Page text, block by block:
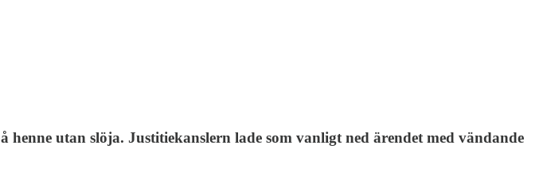
utan slöja. Justitiekanslern lade som vanligt ned ärendet med vändande